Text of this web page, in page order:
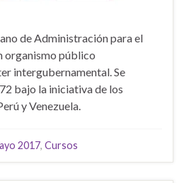
de Administración para el
organismo público
intergubernamental. Se
bajo la iniciativa de los
y Venezuela.
2017, Cursos